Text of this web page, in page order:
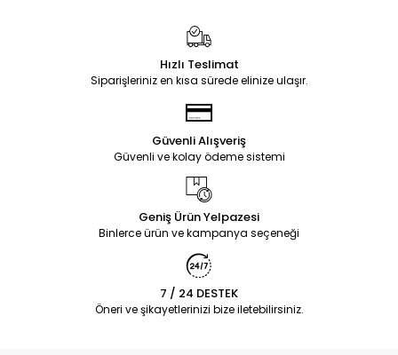
Hızlı Teslimat
Siparişleriniz en kısa sürede elinize ulaşır.
Güvenli Alışveriş
Güvenli ve kolay ödeme sistemi
Geniş Ürün Yelpazesi
Binlerce ürün ve kampanya seçeneği
7 / 24 DESTEK
Öneri ve şikayetlerinizi bize iletebilirsiniz.